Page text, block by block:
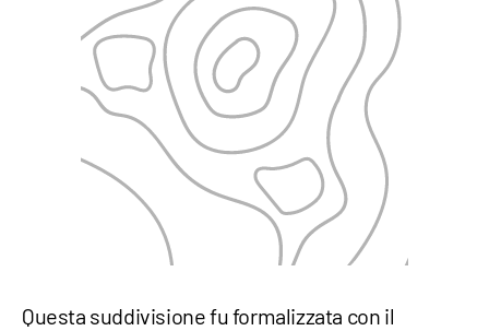
Questa suddivisione fu formalizzata con il